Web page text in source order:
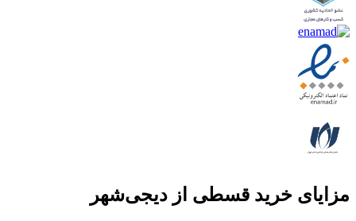
مزایای خرید قسطی از دیجی‌شهر